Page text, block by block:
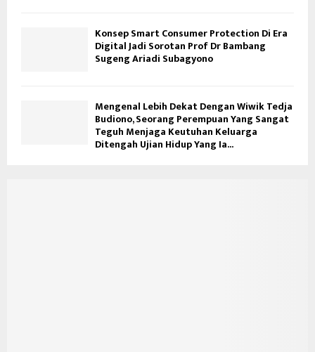
Konsep Smart Consumer Protection Di Era
Digital Jadi Sorotan Prof Dr Bambang
Sugeng Ariadi Subagyono
Mengenal Lebih Dekat Dengan Wiwik Tedja
Budiono, Seorang Perempuan Yang Sangat
Teguh Menjaga Keutuhan Keluarga
Ditengah Ujian Hidup Yang Ia...